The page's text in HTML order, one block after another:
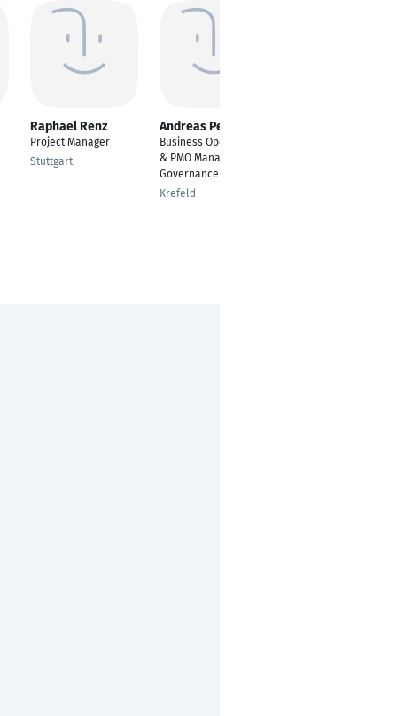
Raphael Renz
Project Manager
Stuttgart
Andreas Peters
Business Operations
& PMO Manager |
Governance & Scaling
Krefeld